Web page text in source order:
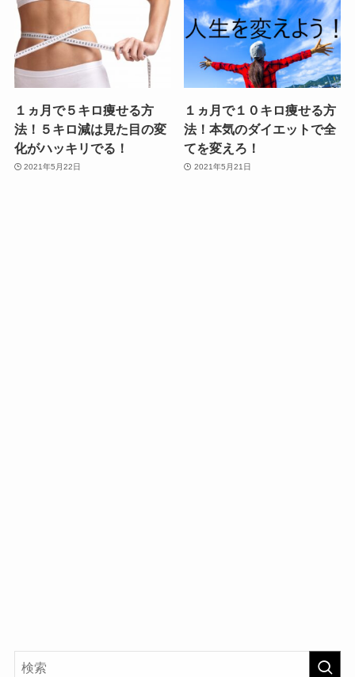
１ヵ月で５キロ痩せる方
法！５キロ減は見た目の変
化がハッキリでる！
2021年5月22日
１ヵ月で１０キロ痩せる方
法！本気のダイエットで全
てを変えろ！
2021年5月21日